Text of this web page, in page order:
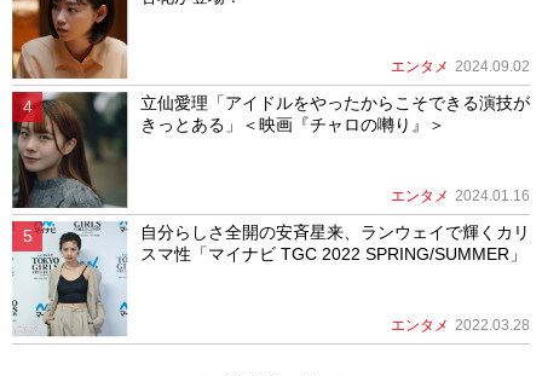
エンタメ 2024.09.02
立仙愛理「アイドルをやったからこそできる演技が
きっとある」＜映画『チャロの囀り』＞
エンタメ 2024.01.16
自分らしさ全開の安斉星来、ランウェイで輝くカリ
スマ性「マイナビ TGC 2022 SPRING/SUMMER」
エンタメ 2022.03.28